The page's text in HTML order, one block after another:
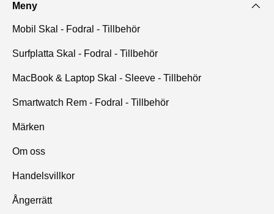
Meny
Mobil Skal - Fodral - Tillbehör
Surfplatta Skal - Fodral - Tillbehör
MacBook & Laptop Skal - Sleeve - Tillbehör
Smartwatch Rem - Fodral - Tillbehör
Märken
Om oss
Handelsvillkor
Ångerrätt